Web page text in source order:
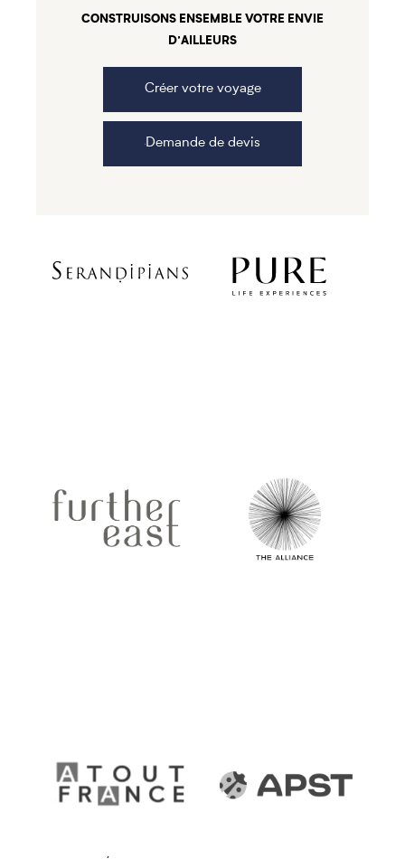
CONSTRUISONS ENSEMBLE VOTRE ENVIE
D’AILLEURS
Créer votre voyage
Demande de devis